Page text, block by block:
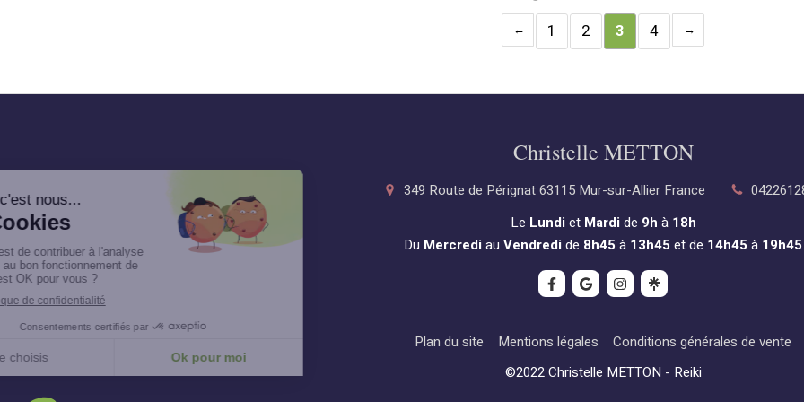
1
2 3 4
Christelle METTON
349 Route de Pérignat63115 Mur-sur-Allier France
Le Lundiet Mardide 9h à 18h
Du Mercrediau Vendredide 8h45 à 13h45 et de 14h45 à 19h45
Plan du site Mentions légales
Conditions générales de vente
©2022 Christelle METTON - Reiki